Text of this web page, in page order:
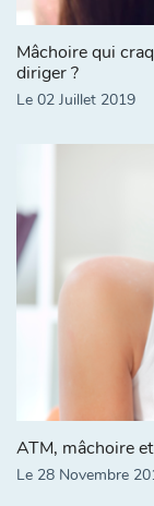
Mâchoire qui
diriger ?
Le 02 Juillet 2019
ATM, mâchoire
Le 28 Novembre